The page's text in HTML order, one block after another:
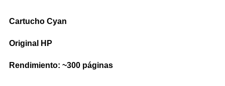
Cartucho Cyan
Original HP
Rendimiento: ~300 páginas